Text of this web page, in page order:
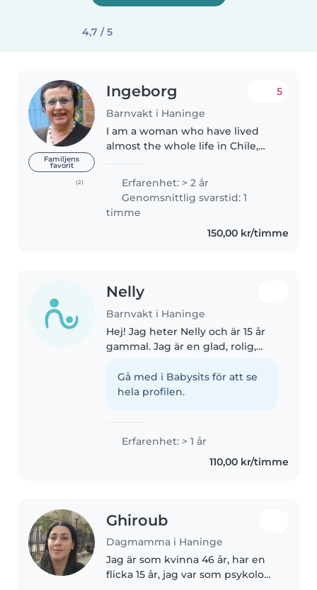
4,7 / 5
Familjens
favorit
(2)
Ingeborg
Barnvakt i Haninge
5
I am a woman who have lived
almost the whole life in Chile,
United States, as an exchange
student, and also I have lived
both in Sweden and Chile since..
Erfarenhet: > 2 år
Genomsnittlig svarstid: 1
timme
150,00 kr/timme
Nelly
Barnvakt i Haninge
Hej! Jag heter Nelly och är 15 år
gammal. Jag är en glad, rolig,
som tycker om att vara med
barn. Jag är tålmodig, kreativ,
Gå med i Babysits för att se
hela profilen.
Erfarenhet: > 1 år
110,00 kr/timme
Ghiroub
Dagmamma i Haninge
Jag är som kvinna 46 år, har en
flicka 15 år, jag var som psykolog i